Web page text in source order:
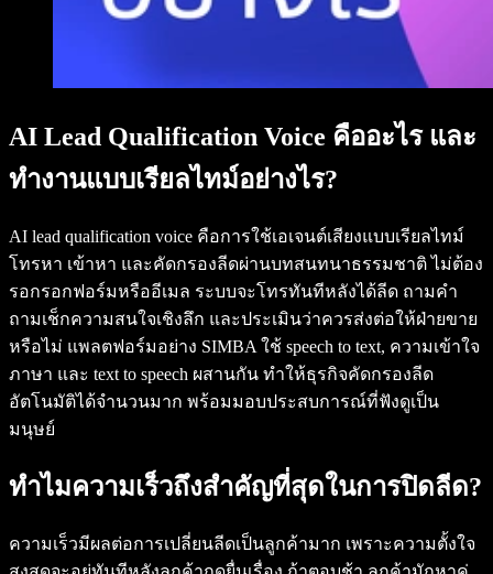
AI Lead Qualification Voice คืออะไร และ
ทำงานแบบเรียลไทม์อย่างไร?
AI lead qualification voice คือการใช้เอเจนต์เสียงแบบเรียลไทม์
โทรหา เข้าหา และคัดกรองลีดผ่านบทสนทนาธรรมชาติ ไม่ต้อง
รอกรอกฟอร์มหรืออีเมล ระบบจะโทรทันทีหลังได้ลีด ถามคำ
ถามเช็กความสนใจเชิงลึก และประเมินว่าควรส่งต่อให้ฝ่ายขาย
หรือไม่ แพลตฟอร์มอย่าง SIMBA ใช้ speech to text, ความเข้าใจ
ภาษา และ text to speech ผสานกัน ทำให้ธุรกิจคัดกรองลีด
อัตโนมัติได้จำนวนมาก พร้อมมอบประสบการณ์ที่ฟังดูเป็น
มนุษย์
ทำไมความเร็วถึงสำคัญที่สุดในการปิดลีด?
ความเร็วมีผลต่อการเปลี่ยนลีดเป็นลูกค้ามาก เพราะความตั้งใจ